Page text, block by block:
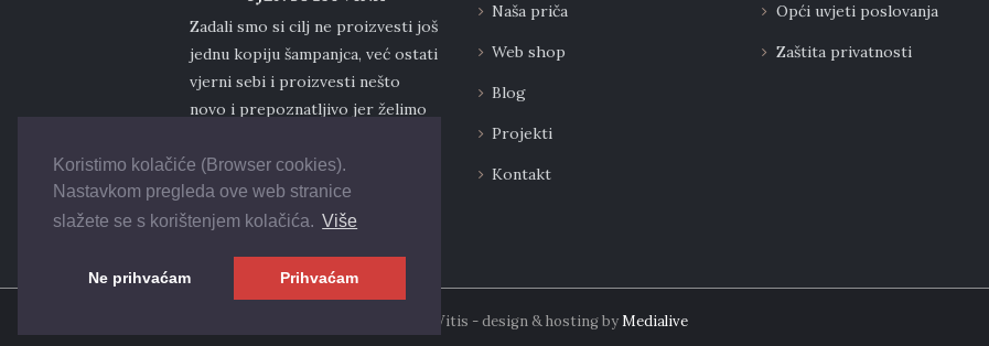
Koristimo kolačiće (Browser cookies).
Nastavkom pregleda ove web stranice
slažete se s korištenjem kolačića. Više
Ne prihvaćam Prihvaćam
Zadali smo si cilj ne proizvesti još
jednu kopiju šampanjca, već ostati
vjerni sebi i proizvesti nešto
novo i prepoznatljivo jer želimo
– slavonski pjenušac.
Naša priča
Web shop
Blog
Projekti
Kontakt
Opći uvjeti poslovanja
Zaštita privatnosti
© 2026. Vinogradarstvo i vinarstvo Vitis - design & hosting byMedialive